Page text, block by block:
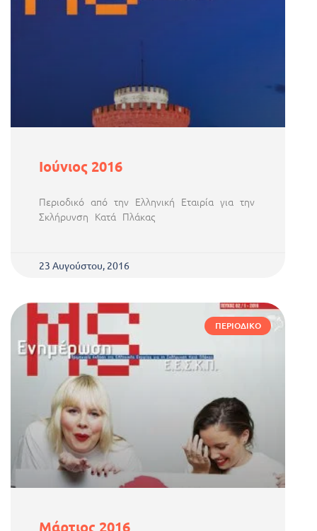
Ιούνιος 2016
Περιοδικό από την Ελληνική Εταιρία για την
Σκλήρυνση Κατά Πλάκας
23 Αυγούστου, 2016
ΠΕΡΙΟΔΙΚΌ
Μάρτιος 2016